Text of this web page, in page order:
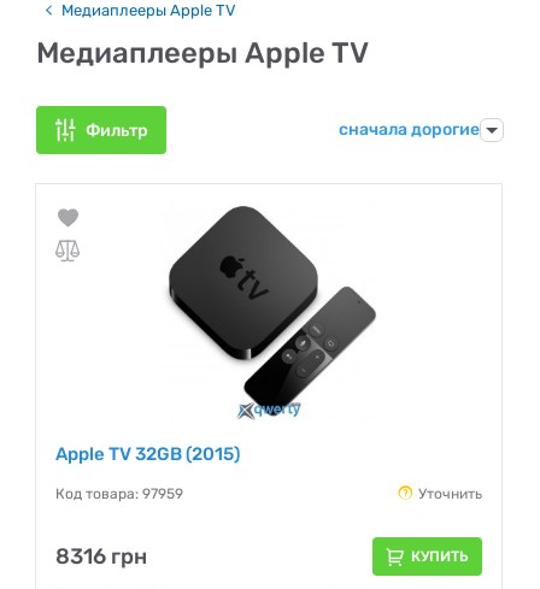
Медиаплееры Apple TV
Медиаплееры Apple TV
Фильтр сначала дорогие
Apple TV 32GB (2015)
Код товара: 97959 Уточнить
8316 грн КУПИТЬ